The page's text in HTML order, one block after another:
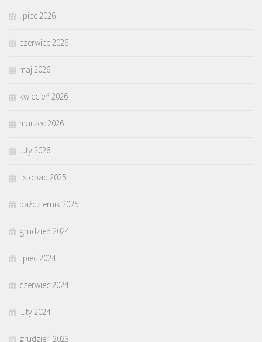
lipiec 2026
czerwiec 2026
maj 2026
kwiecień 2026
marzec 2026
luty 2026
listopad 2025
październik 2025
grudzień 2024
lipiec 2024
czerwiec 2024
luty 2024
grudzień 2023